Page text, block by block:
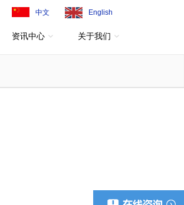
English
中文
资讯中心 关于我们